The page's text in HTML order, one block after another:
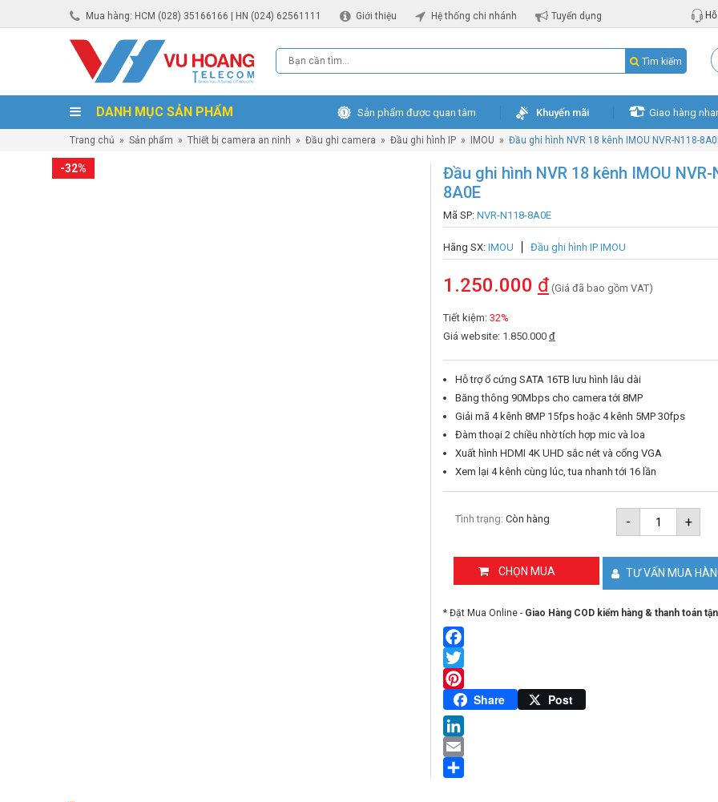
Mua hàng: HCM (028) 35166166 | HN (024) 62561111 Giới thiệu Hệ thống chi nhánh Tuyển dụng Hỗ
Tìm kiếm
DANH MỤC SẢN PHẨM Sản phẩm được quan tâm Khuyến mãi Giao hàng
Trang chủ » Sản phẩm » Thiết bị camera an ninh » Đầu ghi camera » Đầu ghi hình IP » IMOU » Đầu ghi hình NVR 18 kênh IMOU NVR-N118-
-32%
Đầu ghi hình NVR 18 kênh IMOU NVR-
8A0E
Mã SP: NVR-N118-8A0E
Hãng SX: IMOU Đầu ghi hình IP IMOU
1.250.000 đ (Giá đã bao gồm VAT)
Tiết kiệm: 32%
Giá website: 1.850.000 đ
Hỗ trợ ổ cứng SATA 16TB lưu hình lâu dài
Băng thông 90Mbps cho camera tới 8MP
Giải mã 4 kênh 8MP 15fps hoặc 4 kênh 5MP 30fps
Đàm thoại 2 chiều nhờ tích hợp mic và loa
Xuất hình HDMI 4K UHD sắc nét và cổng VGA
Xem lại 4 kênh cùng lúc, tua nhanh tới 16 lần
-
Đầu
ghi
hình
18
kênh
IMOU
N118-
+
Tình trạng: Còn hàng
CHỌN MUA TƯ VẤN MUA
* Đặt Mua Online - Giao Hàng COD kiểm hàng & thanh toán
Facebook
Twitter
Pinterest
Share Post
LinkedIn
Email